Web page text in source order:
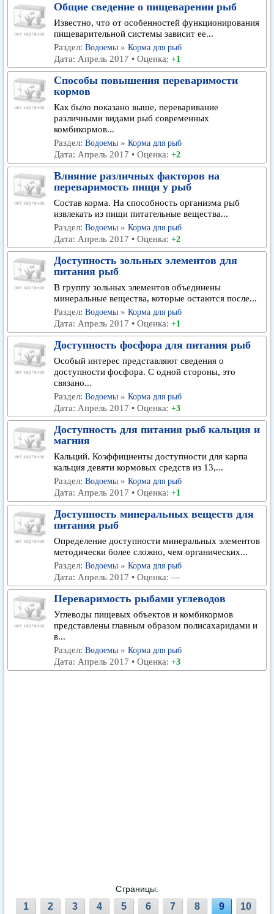
Общие сведение о пищеварении рыб
Известно, что от особенностей функционирования
пищеварительной системы зависит ее...
Раздел: Водоемы » Корма для рыб
Дата: Апрель 2017 • Оценка: +1
Способы повышения переваримости
кормов
Как было показано выше, переваривание
различными видами рыб современных
комбикормов...
Раздел: Водоемы » Корма для рыб
Дата: Апрель 2017 • Оценка: +2
Влияние различных факторов на
переваримость пищи у рыб
Состав корма. На способность организма рыб
извлекать из пищи питательные вещества...
Раздел: Водоемы » Корма для рыб
Дата: Апрель 2017 • Оценка: +2
Доступность зольных элементов для
питания рыб
В группу зольных элементов объединены
минеральные вещества, которые остаются после...
Раздел: Водоемы » Корма для рыб
Дата: Апрель 2017 • Оценка: +1
Доступность фосфора для питания рыб
Особый интерес представляют сведения о
доступности фосфора. С одной стороны, это
связано...
Раздел: Водоемы » Корма для рыб
Дата: Апрель 2017 • Оценка: +3
Доступность для питания рыб кальция и
магния
Кальций. Коэффициенты доступности для карпа
кальция девяти кормовых средств из 13,...
Раздел: Водоемы » Корма для рыб
Дата: Апрель 2017 • Оценка: +1
Доступность минеральных веществ для
питания рыб
Определение доступности минеральных элементов
методически более сложно, чем органических...
Раздел: Водоемы » Корма для рыб
Дата: Апрель 2017 • Оценка: —
Переваримость рыбами углеводов
Углеводы пищевых объектов и комбикормов
представлены главным образом полисахаридами и
в...
Раздел: Водоемы » Корма для рыб
Дата: Апрель 2017 • Оценка: +3
Страницы:
1 2 3 4 5 6 7 8 9 10